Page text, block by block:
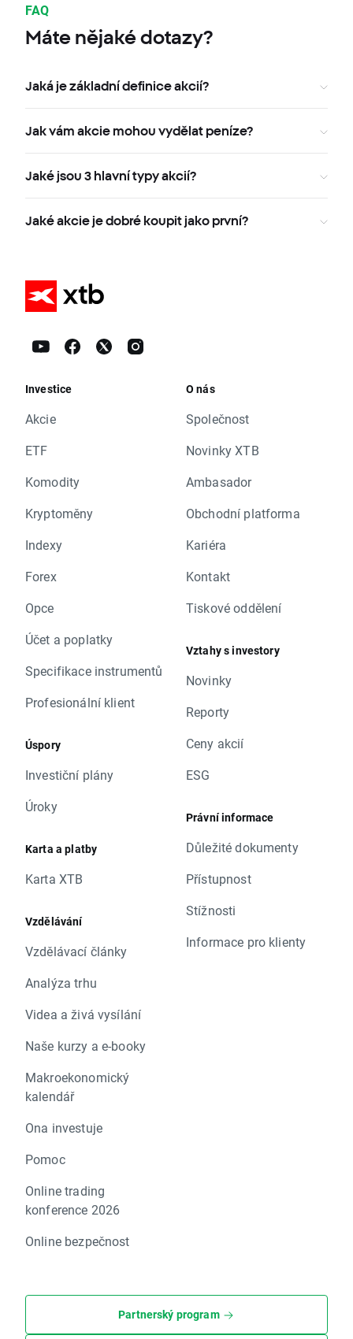
FAQ
Máte nějaké dotazy?
Jaká je základní definice akcií?
Jak vám akcie mohou vydělat peníze?
Jaké jsou 3 hlavní typy akcií?
Jaké akcie je dobré koupit jako první?
Investice
Akcie
ETF
Komodity
Kryptoměny
Indexy
Forex
Opce
Účet a poplatky
Specifikace instrumentů
Profesionální klient
Úspory
Investiční plány
Úroky
Karta a platby
Karta XTB
Vzdělávání
Vzdělávací články
Analýza trhu
Videa a živá vysílání
Naše kurzy a e-booky
Makroekonomický
kalendář
Ona investuje
Pomoc
Online trading
konference 2026
Online bezpečnost
O nás
Společnost
Novinky XTB
Ambasador
Obchodní platforma
Kariéra
Kontakt
Tiskové oddělení
Vztahy s investory
Novinky
Reporty
Ceny akcií
ESG
Právní informace
Důležité dokumenty
Přístupnost
Stížnosti
Informace pro klienty
Partnerský program